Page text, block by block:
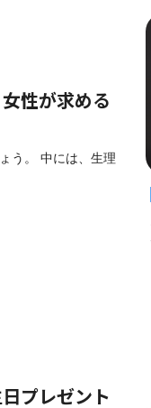
性が求める
う。 中には、生理
プレゼント